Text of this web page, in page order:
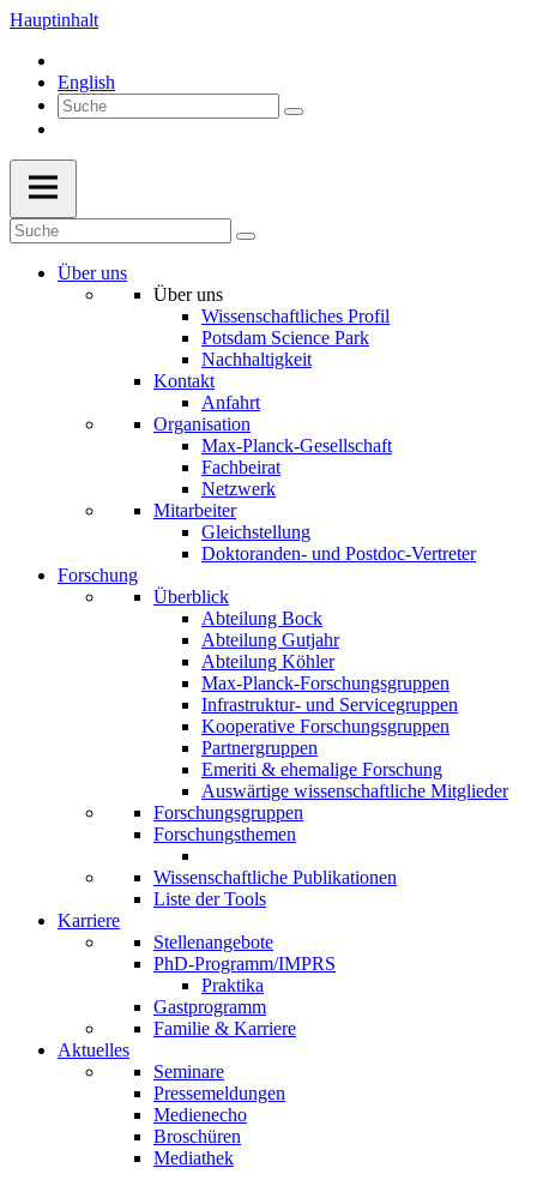
Hauptinhalt
English
Über uns
Über uns
Wissenschaftliches Profil
Potsdam Science Park
Nachhaltigkeit
Kontakt
Anfahrt
Organisation
Max-Planck-Gesellschaft
Fachbeirat
Netzwerk
Mitarbeiter
Gleichstellung
Doktoranden- und Postdoc-Vertreter
Forschung
Überblick
Abteilung Bock
Abteilung Gutjahr
Abteilung Köhler
Max-Planck-Forschungsgruppen
Infrastruktur- und Servicegruppen
Kooperative Forschungsgruppen
Partnergruppen
Emeriti & ehemalige Forschung
Auswärtige wissenschaftliche Mitglieder
Forschungsgruppen
Forschungsthemen
Wissenschaftliche Publikationen
Liste der Tools
Karriere
Stellenangebote
PhD-Programm/IMPRS
Praktika
Gastprogramm
Familie & Karriere
Aktuelles
Seminare
Pressemeldungen
Medienecho
Broschüren
Mediathek